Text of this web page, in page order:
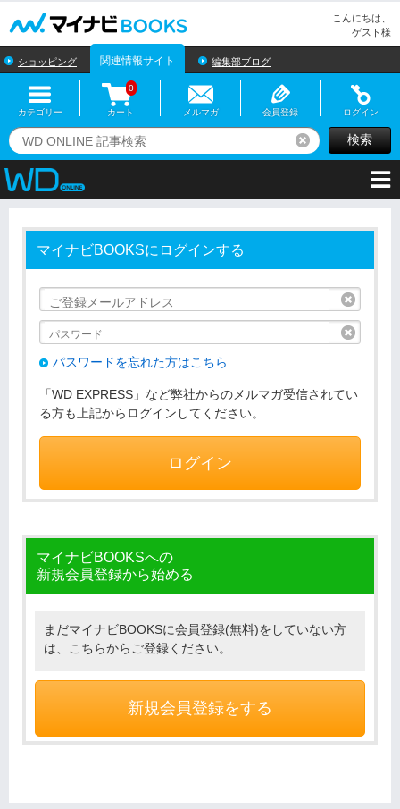
こんにちは、
ゲスト様
ショッピング 関連情報サイト 編集部ブログ
カテゴリー カート
0
メルマガ 会員登録 ログイン
リセット検索
マイナビBOOKSにログインする
パスワードを忘れた方はこちら
「WD EXPRESS」など弊社からのメルマガ受信されてい
る方も上記からログインしてください。
ログイン
マイナビBOOKSへの
新規会員登録から始める
まだマイナビBOOKSに会員登録(無料)をしていない方
は、こちらからご登録ください。
新規会員登録をする